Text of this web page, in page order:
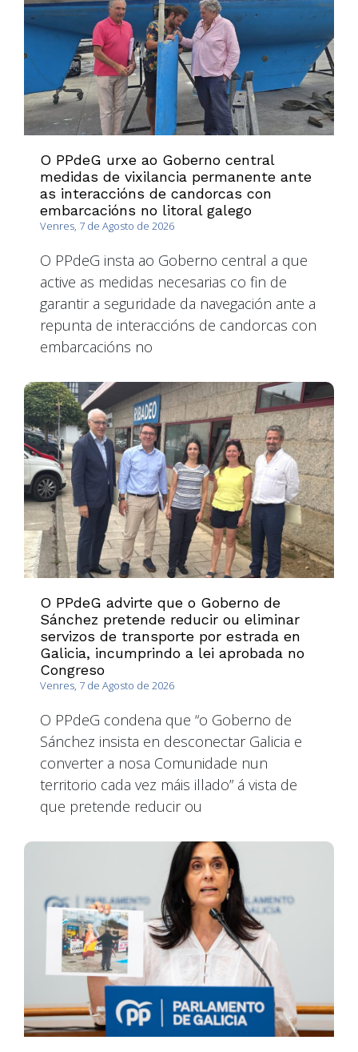
O PPdeG urxe ao Goberno central
medidas de vixilancia permanente ante
as interaccións de candorcas con
embarcacións no litoral galego
Venres, 7 de Agosto de 2026
O PPdeG insta ao Goberno central a que
active as medidas necesarias co fin de
garantir a seguridade da navegación ante a
repunta de interaccións de candorcas con
embarcacións no
O PPdeG advirte que o Goberno de
Sánchez pretende reducir ou eliminar
servizos de transporte por estrada en
Galicia, incumprindo a lei aprobada no
Congreso
Venres, 7 de Agosto de 2026
O PPdeG condena que “o Goberno de
Sánchez insista en desconectar Galicia e
converter a nosa Comunidade nun
territorio cada vez máis illado” á vista de
que pretende reducir ou